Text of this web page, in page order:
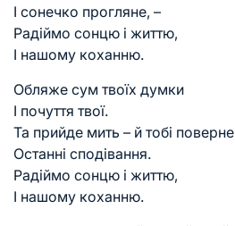
І сонечко прогляне, –
Радіймо сонцю і життю,
І нашому коханню.
Обляже сум твоїх думки
І почуття твої.
Та прийде мить – й тобі поверне
Останні сподівання.
Радіймо сонцю і життю,
І нашому коханню.